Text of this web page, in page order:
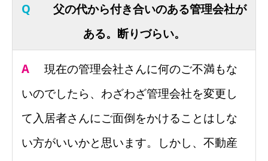
Q
父の代から付き合いのある管理会社が
ある。断りづらい。
A
現在の管理会社さんに何のご不満もな
いのでしたら、わざわざ管理会社を変更し
て入居者さんにご面倒をかけることはしな
い方がいいかと思います。しかし、不動産